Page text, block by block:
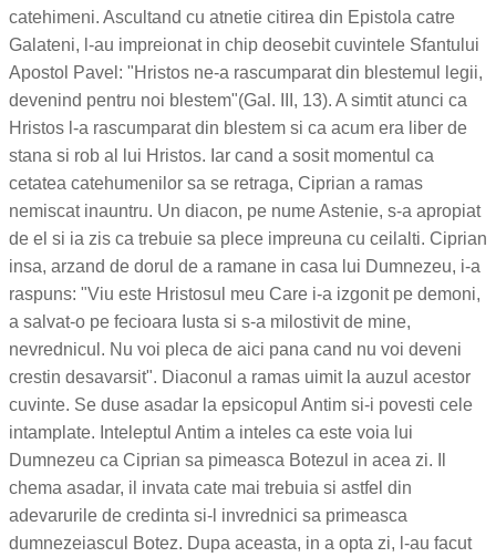
catehimeni. Ascultand cu atnetie citirea din Epistola catre
Galateni, l-au impreionat in chip deosebit cuvintele Sfantului
Apostol Pavel: "Hristos ne-a rascumparat din blestemul legii,
devenind pentru noi blestem"(Gal. III, 13). A simtit atunci ca
Hristos l-a rascumparat din blestem si ca acum era liber de
stana si rob al lui Hristos. Iar cand a sosit momentul ca
cetatea catehumenilor sa se retraga, Ciprian a ramas
nemiscat inauntru. Un diacon, pe nume Astenie, s-a apropiat
de el si ia zis ca trebuie sa plece impreuna cu ceilalti. Ciprian
insa, arzand de dorul de a ramane in casa lui Dumnezeu, i-a
raspuns: "Viu este Hristosul meu Care i-a izgonit pe demoni,
a salvat-o pe fecioara Iusta si s-a milostivit de mine,
nevrednicul. Nu voi pleca de aici pana cand nu voi deveni
crestin desavarsit". Diaconul a ramas uimit la auzul acestor
cuvinte. Se duse asadar la epsicopul Antim si-i povesti cele
intamplate. Inteleptul Antim a inteles ca este voia lui
Dumnezeu ca Ciprian sa pimeasca Botezul in acea zi. Il
chema asadar, il invata cate mai trebuia si astfel din
adevarurile de credinta si-l invrednici sa primeasca
dumnezeiascul Botez. Dupa aceasta, in a opta zi, l-au facut